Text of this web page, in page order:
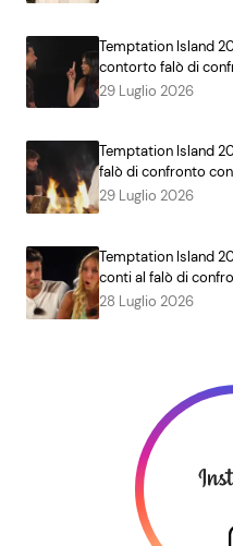
Temptation Island
contorto falò di
29 Luglio 2026
Temptation Island
falò di confronto
29 Luglio 2026
Temptation Island
conti al falò di
28 Luglio 2026